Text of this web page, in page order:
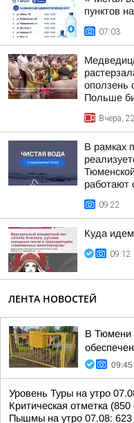
пунктов
07:03
оползень
Польше
Вчера,
В рамках
работают
09:22
Куда идем
09:12
ЛЕНТА НОВОСТЕЙ
В Тюмени
09:45
Уровень Туры на утро
Критическая отметка
Пышмы на утро 07.08: 623